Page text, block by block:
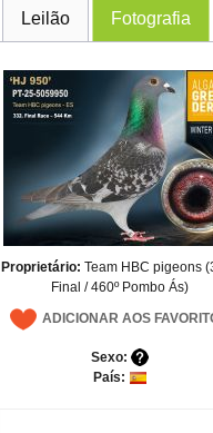
Leilão Fotografia
Proprietário:Team HBC pigeons
Final / 460º Pombo Ás)
ADICIONAR AOS
Sexo:
País: